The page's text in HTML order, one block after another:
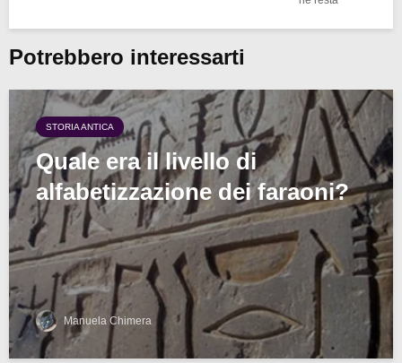
Potrebbero interessarti
STORIA ANTICA
Quale era il livello di
alfabetizzazione dei faraoni?
Manuela Chimera